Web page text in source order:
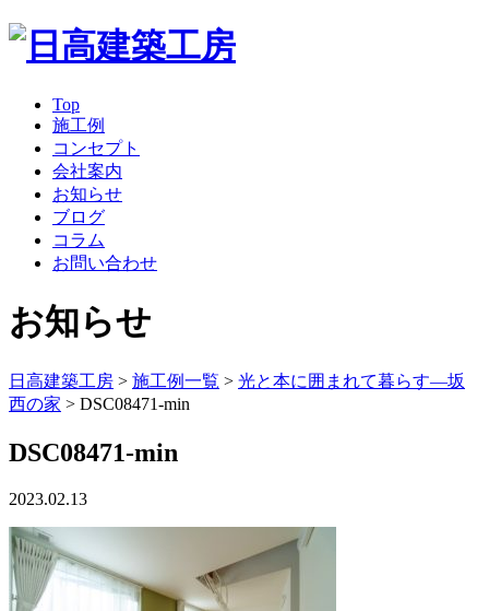
Top
施工例
コンセプト
会社案内
お知らせ
ブログ
コラム
お問い合わせ
お知らせ
日高建築工房 > 施工例一覧 > 光と本に囲まれて暮らす―坂
西の家 > DSC08471-min
DSC08471-min
2023.02.13